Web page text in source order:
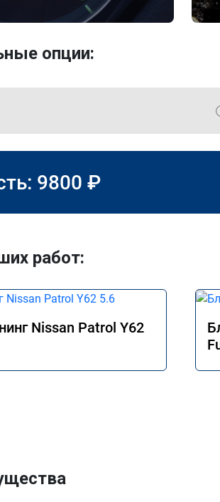
опции:
9800 ₽
работ:
Nissan Patrol Y62